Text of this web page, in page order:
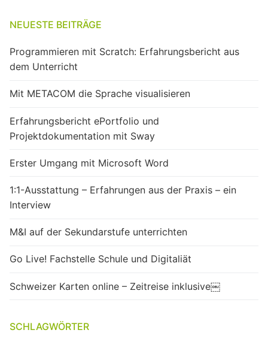
NEUESTE BEITRÄGE
Programmieren mit Scratch: Erfahrungsbericht aus
dem Unterricht
Mit METACOM die Sprache visualisieren
Erfahrungsbericht ePortfolio und
Projektdokumentation mit Sway
Erster Umgang mit Microsoft Word
1:1-Ausstattung – Erfahrungen aus der Praxis – ein
Interview
M&I auf der Sekundarstufe unterrichten
Go Live! Fachstelle Schule und Digitaliät
Schweizer Karten online – Zeitreise inklusive￼
SCHLAGWÖRTER